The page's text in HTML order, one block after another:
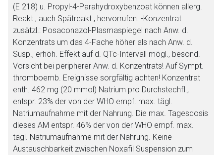
(E 218) u. Propyl-4-Parahydroxybenzoat können allerg.
Reakt., auch Spätreakt., hervorrufen. -Konzentrat
zusätzl.: Posaconazol-Plasmaspiegel nach Anw. d.
Konzentrats um das 4-Fache höher als nach Anw. d.
Susp., erhöh. Effekt auf d. QTc-Intervall mögl., besond.
Vorsicht bei peripherer Anw. d. Konzentrats! Auf Sympt.
thromboemb. Ereignisse sorgfältig achten! Konzentrat
enth. 462 mg (20 mmol) Natrium pro Durchstechfl.,
entspr. 23% der von der WHO empf. max. tägl.
Natriumaufnahme mit der Nahrung. Die max. Tagesdosis
dieses AM entspr. 46% der von der WHO empf. max.
tägl. Natriumaufnahme mit der Nahrung. Keine
Austauschbarkeit zwischen Noxafil Suspension zum
Zurück zur rote-liste.de Zur Seite